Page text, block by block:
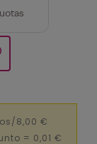
8,00 €
= 0,01 €